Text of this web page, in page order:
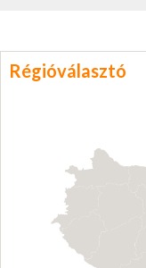
Régióválasztó